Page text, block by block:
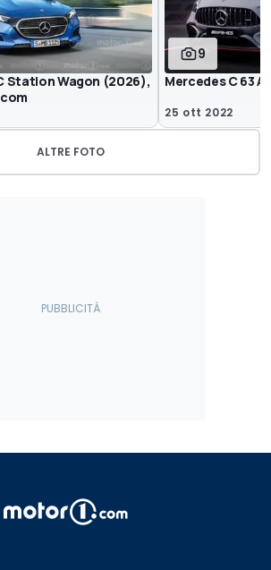
Station Wagon (2026),
9
Mercedes C 63
25 ott 2022
ALTRE FOTO